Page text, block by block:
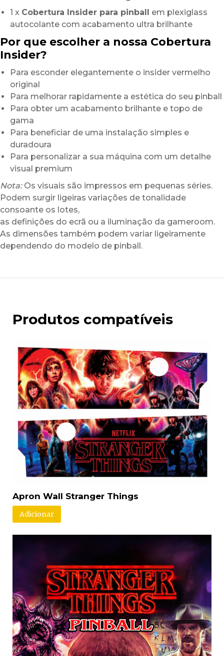
1 x Cobertura Insider para pinball em plexiglass
autocolante com acabamento ultra brilhante
Por que escolher a nossa Cobertura
Insider?
Para esconder elegantemente o insider vermelho
original
Para melhorar rapidamente a estética do seu pinball
Para obter um acabamento brilhante e topo de
gama
Para beneficiar de uma instalação simples e
duradoura
Para personalizar a sua máquina com um detalhe
visual premium
Nota:Os visuais são impressos em pequenas séries.
Podem surgir ligeiras variações de tonalidade
consoante os lotes,
as definições do ecrã ou a iluminação da gameroom.
As dimensões também podem variar ligeiramente
dependendo do modelo de pinball.
Produtos compatíveis
Apron Wall Stranger Things
Adicionar